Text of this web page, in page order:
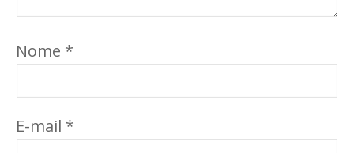
Nome *
E-mail *